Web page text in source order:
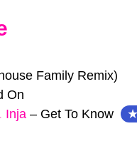
Family Remix)
On
Inja – Get To Know